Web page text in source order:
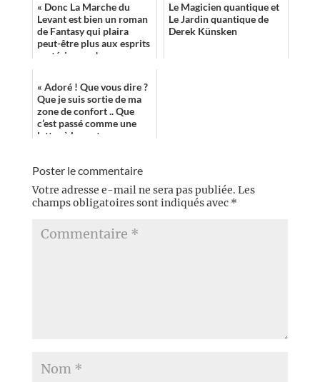
« Donc La Marche du
Levant est bien un roman
de Fantasy qui plaira
peut-être plus aux esprits
cartésiens qu'aux
Le Magicien quantique et
Le Jardin quantique de
Derek Künsken
« Adoré ! Que vous dire ?
Que je suis sortie de ma
zone de confort .. Que
c’est passé comme une
lettre à la poste .. »
Poster le commentaire
Votre adresse e-mail ne sera pas publiée. Les
champs obligatoires sont indiqués avec *